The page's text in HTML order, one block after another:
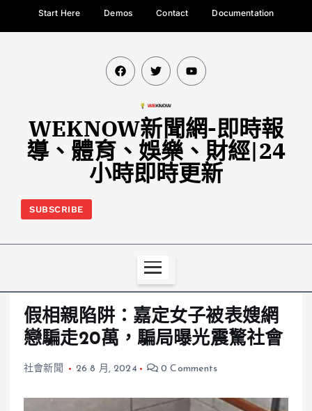
Start Here Demos Contact Documentation
WEKNOW新聞網-即時報
導、體育、娛樂、財經|24
小時即時更新
SUBSCRIBE
假相親陷阱：嘉定女子被表嫂網
戀騙走20萬，騙局曝光震驚社會
社會新聞 26 8 月, 2024 0 Comments